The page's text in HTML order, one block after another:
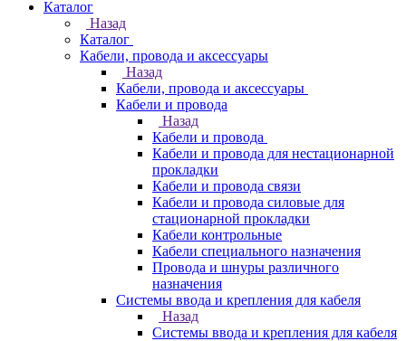
Каталог
Назад
Каталог
Кабели, провода и аксессуары
Назад
Кабели, провода и аксессуары
Кабели и провода
Назад
Кабели и провода
Кабели и провода для нестационарной
прокладки
Кабели и провода связи
Кабели и провода силовые для
стационарной прокладки
Кабели контрольные
Кабели специального назначения
Провода и шнуры различного
назначения
Системы ввода и крепления для кабеля
Назад
Системы ввода и крепления для кабеля